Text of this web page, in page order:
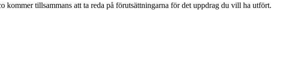
tillsammans att ta reda på förutsättningarna för det uppdrag du vill ha utfört.